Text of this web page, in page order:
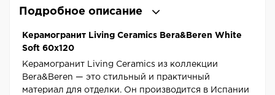
Подробное описание
Керамогранит Living Ceramics Bera&Beren White
Soft 60x120
Керамогранит Living Ceramics из коллекции
Bera&Beren — это стильный и практичный
материал для отделки. Он производится в Испании